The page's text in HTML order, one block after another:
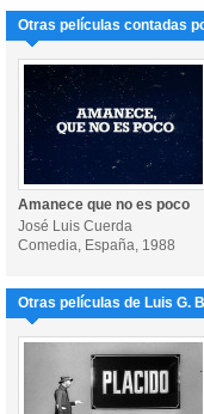
Otras películas contadas
Amanece que no es poco
José Luis Cuerda
Comedia, España, 1988
Otras películas de Luis G.